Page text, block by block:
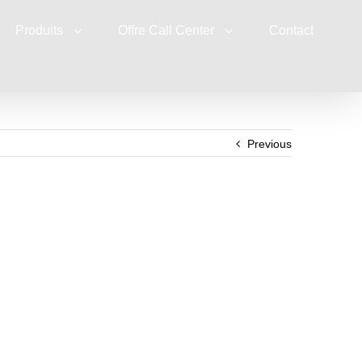
Produits Offre Call Center Contact
Previous